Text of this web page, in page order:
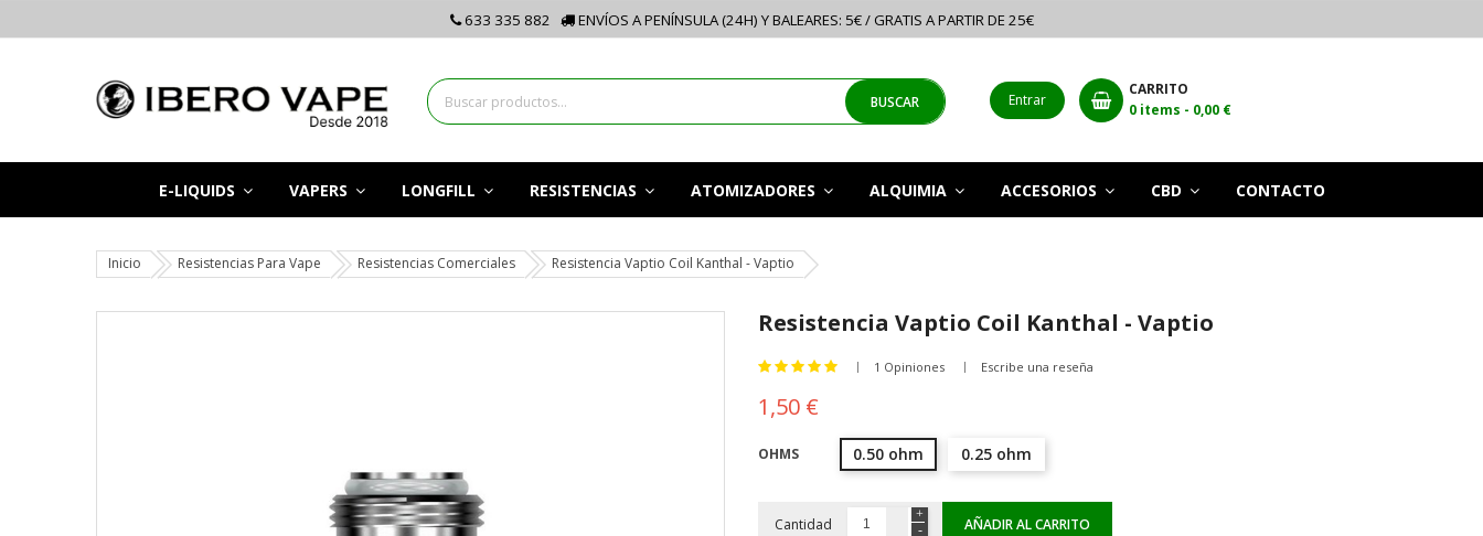
633 335 882 ENVÍOS A PENÍNSULA (24H) Y BALEARES: 5€ / GRATIS A PARTIR DE 25€
BUSCAR Entrar
CARRITO
0 items - 0,00 €
E-LIQUIDS VAPERS LONGFILL RESISTENCIAS ATOMIZADORES ALQUIMIA ACCESORIOS CBD CONTACTO
Inicio Resistencias Para Vape Resistencias Comerciales Resistencia Vaptio Coil Kanthal - Vaptio
Resistencia Vaptio Coil Kanthal - Vaptio
1 Opiniones Escribe una reseña
1,50 €
OHMS 0.50 ohm 0.25 ohm
Cantidad AÑADIR AL CARRITO